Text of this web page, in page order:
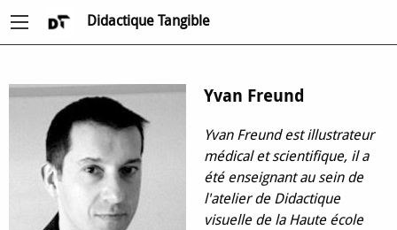
Didactique Tangible
Yvan Freund
Yvan Freund est illustrateur
médical et scientifique, il a
été enseignant au sein de
l'atelier de Didactique
visuelle de la Haute école